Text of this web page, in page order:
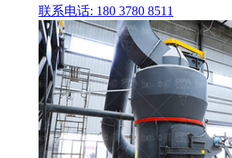
联系电话: 180 3780 8511